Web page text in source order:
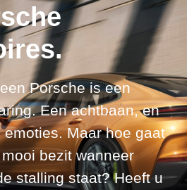
Porsche is een
Een achtbaan, en
Maar hoe gaat
bezit wanneer
stalling staat? Heeft u